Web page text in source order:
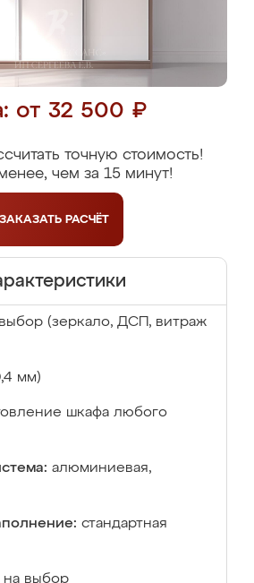
от 32 500 ₽
точную стоимость!
чем за 15 минут!
ЗАКАЗАТЬ РАСЧЁТ
(зеркало, ДСП, витраж
мм)
шкафа любого
алюминиевая,
стандартная
на выбор